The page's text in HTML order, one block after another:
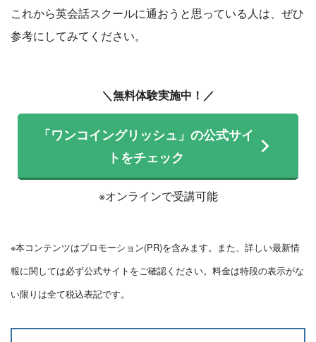
これから英会話スクールに通おうと思っている人は、ぜひ
参考にしてみてください。
＼無料体験実施中！／
「ワンコイングリッシュ」の公式サイ
トをチェック
※オンラインで受講可能
※本コンテンツはプロモーション(PR)を含みます。また、詳しい最新情
報に関しては必ず公式サイトをご確認ください。料金は特段の表示がな
い限りは全て税込表記です。